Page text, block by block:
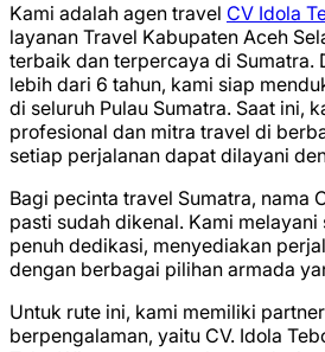
Kami adalah agen travel CV Idola
layanan Travel Kabupaten Aceh
terbaik dan terpercaya di Sumatra.
lebih dari 6 tahun, kami siap
di seluruh Pulau Sumatra. Saat ini,
profesional dan mitra travel di
setiap perjalanan dapat dilayani
Bagi pecinta travel Sumatra, nama
pasti sudah dikenal. Kami
penuh dedikasi, menyediakan
dengan berbagai pilihan armada
Untuk rute ini, kami memiliki
berpengalaman, yaitu CV. Idola